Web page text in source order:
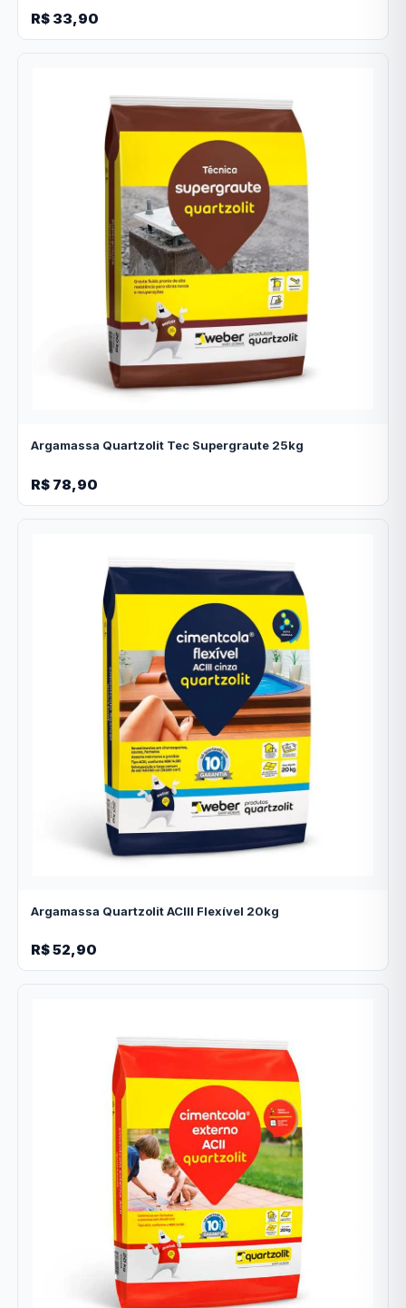
R$ 33,90
Argamassa Quartzolit Tec Supergraute 25kg
R$ 78,90
Argamassa Quartzolit ACIII Flexível 20kg
R$ 52,90